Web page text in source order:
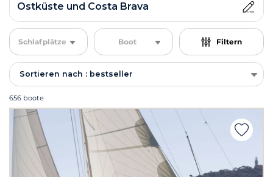
Ostküste und Costa Brava
Schlafplätze Boot Filtern
Sortieren nach : bestseller
656 boote